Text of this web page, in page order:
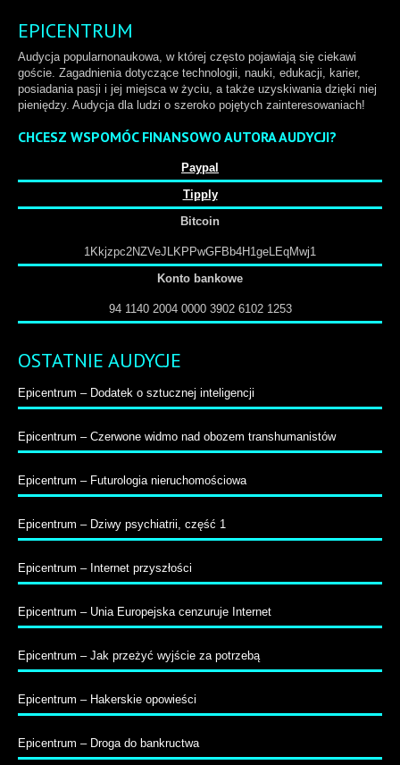
EPICENTRUM
Audycja popularnonaukowa, w której często pojawiają się ciekawi
goście. Zagadnienia dotyczące technologii, nauki, edukacji, karier,
posiadania pasji i jej miejsca w życiu, a także uzyskiwania dzięki niej
pieniędzy. Audycja dla ludzi o szeroko pojętych zainteresowaniach!
CHCESZ WSPOMÓC FINANSOWO AUTORA AUDYCJI?
Paypal
Tipply
Bitcoin
1Kkjzpc2NZVeJLKPPwGFBb4H1geLEqMwj1
Konto bankowe
94 1140 2004 0000 3902 6102 1253
OSTATNIE AUDYCJE
Epicentrum – Dodatek o sztucznej inteligencji
Epicentrum – Czerwone widmo nad obozem transhumanistów
Epicentrum – Futurologia nieruchomościowa
Epicentrum – Dziwy psychiatrii, część 1
Epicentrum – Internet przyszłości
Epicentrum – Unia Europejska cenzuruje Internet
Epicentrum – Jak przeżyć wyjście za potrzebą
Epicentrum – Hakerskie opowieści
Epicentrum – Droga do bankructwa